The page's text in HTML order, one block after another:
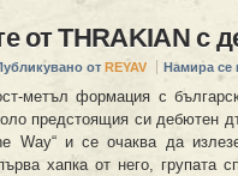
от THRAKIAN с
от REYAV Намира се
метъл формация с
предстоящия си дебютен
Way“ и се очаква да
хапка от него, групата